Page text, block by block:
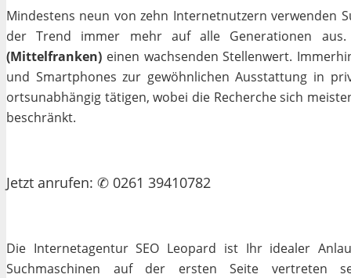
Mindestens neun von zehn Internetnutzern verwenden
der Trend immer mehr auf alle Generationen
(Mittelfranken) einen wachsenden Stellenwert.
und Smartphones zur gewöhnlichen Ausstattung in
ortsunabhängig tätigen, wobei die Recherche sich
beschränkt.
Jetzt anrufen: ✆ 0261 39410782
Die Internetagentur SEO Leopard ist Ihr idealer
Suchmaschinen auf der ersten Seite vertreten